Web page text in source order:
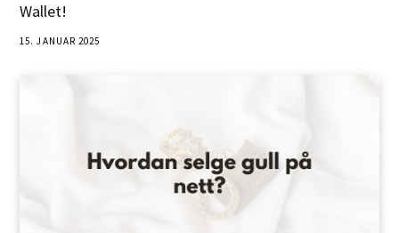
Wallet!
15. JANUAR 2025